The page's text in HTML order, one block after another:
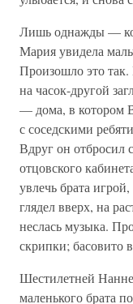
Лишь однажды —
Мария увидела
Произошло это
на часок-другой
— дома, в котором
с соседскими
Вдруг он отбросил
отцовского
увлечь брата
глядел вверх, на
неслась музыка.
скрипки; басовито
Шестилетней
маленького брата